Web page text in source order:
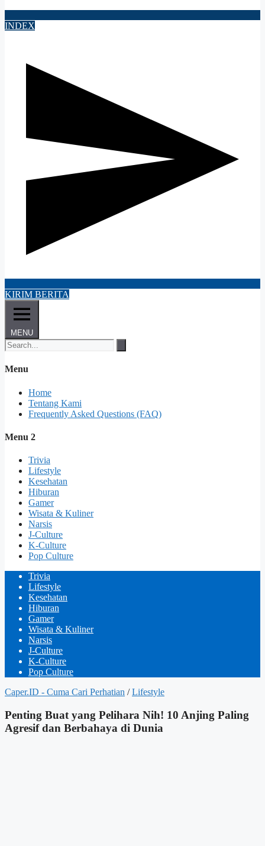
INDEX
KIRIM BERITA
MENU
Menu
Home
Tentang Kami
Frequently Asked Questions (FAQ)
Menu 2
Trivia
Lifestyle
Kesehatan
Hiburan
Gamer
Wisata & Kuliner
Narsis
J-Culture
K-Culture
Pop Culture
Trivia
Lifestyle
Kesehatan
Hiburan
Gamer
Wisata & Kuliner
Narsis
J-Culture
K-Culture
Pop Culture
Caper.ID - Cuma Cari Perhatian / Lifestyle
Penting Buat yang Pelihara Nih! 10 Anjing Paling
Agresif dan Berbahaya di Dunia